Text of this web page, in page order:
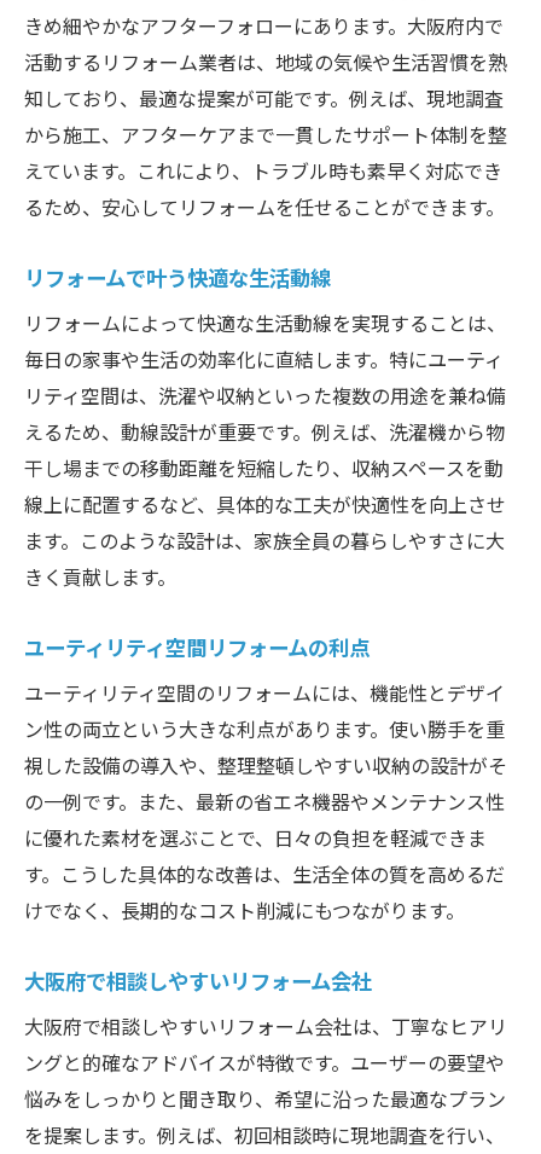
きめ細やかなアフターフォローにあります。大阪府内で
活動するリフォーム業者は、地域の気候や生活習慣を熟
知しており、最適な提案が可能です。例えば、現地調査
から施工、アフターケアまで一貫したサポート体制を整
えています。これにより、トラブル時も素早く対応でき
るため、安心してリフォームを任せることができます。
リフォームで叶う快適な生活動線
リフォームによって快適な生活動線を実現することは、
毎日の家事や生活の効率化に直結します。特にユーティ
リティ空間は、洗濯や収納といった複数の用途を兼ね備
えるため、動線設計が重要です。例えば、洗濯機から物
干し場までの移動距離を短縮したり、収納スペースを動
線上に配置するなど、具体的な工夫が快適性を向上させ
ます。このような設計は、家族全員の暮らしやすさに大
きく貢献します。
ユーティリティ空間リフォームの利点
ユーティリティ空間のリフォームには、機能性とデザイ
ン性の両立という大きな利点があります。使い勝手を重
視した設備の導入や、整理整頓しやすい収納の設計がそ
の一例です。また、最新の省エネ機器やメンテナンス性
に優れた素材を選ぶことで、日々の負担を軽減できま
す。こうした具体的な改善は、生活全体の質を高めるだ
けでなく、長期的なコスト削減にもつながります。
大阪府で相談しやすいリフォーム会社
大阪府で相談しやすいリフォーム会社は、丁寧なヒアリ
ングと的確なアドバイスが特徴です。ユーザーの要望や
悩みをしっかりと聞き取り、希望に沿った最適なプラン
を提案します。例えば、初回相談時に現地調査を行い、